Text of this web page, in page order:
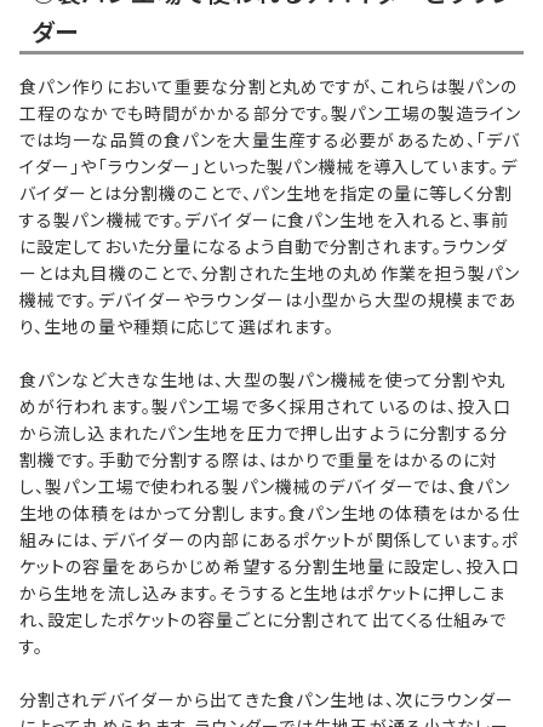
ダー
食パン作りにおいて重要な分割と丸めですが、これらは製パンの
工程のなかでも時間がかかる部分です。製パン工場の製造ライン
では均一な品質の食パンを大量生産する必要があるため、「デバ
イダー」や「ラウンダー」といった製パン機械を導入しています。デ
バイダーとは分割機のことで、パン生地を指定の量に等しく分割
する製パン機械です。デバイダーに食パン生地を入れると、事前
に設定しておいた分量になるよう自動で分割されます。ラウンダ
ーとは丸目機のことで、分割された生地の丸め作業を担う製パン
機械です。デバイダーやラウンダーは小型から大型の規模まであ
り、生地の量や種類に応じて選ばれます。
食パンなど大きな生地は、大型の製パン機械を使って分割や丸
めが行われます。製パン工場で多く採用されているのは、投入口
から流し込まれたパン生地を圧力で押し出すように分割する分
割機です。手動で分割する際は、はかりで重量をはかるのに対
し、製パン工場で使われる製パン機械のデバイダーでは、食パン
生地の体積をはかって分割します。食パン生地の体積をはかる仕
組みには、デバイダーの内部にあるポケットが関係しています。ポ
ケットの容量をあらかじめ希望する分割生地量に設定し、投入口
から生地を流し込みます。そうすると生地はポケットに押しこま
れ、設定したポケットの容量ごとに分割されて出てくる仕組みで
す。
分割されデバイダーから出てきた食パン生地は、次にラウンダー